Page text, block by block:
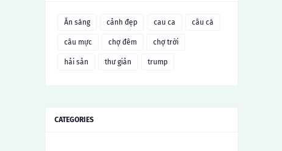
Ăn sáng cảnh đẹp cau ca câu cá
câu mực chợ đêm chợ trời
hải sản thư giản trump
CATEGORIES